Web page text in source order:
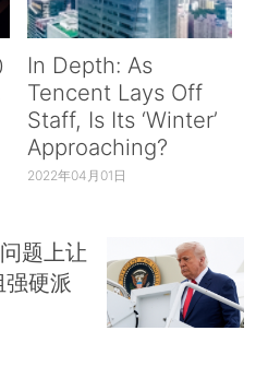
In Depth: As
Tencent Lays Off
Staff, Is Its ‘Winter’
Approaching?
2022年04月01日
题上让
硬派